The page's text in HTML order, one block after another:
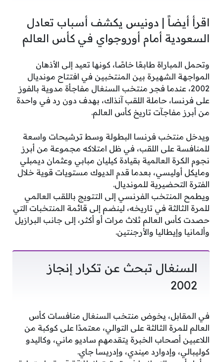
اقرأ أيضاً | دونيس يكشف أسباب تعادل
السعودية أمام أوروجواي في كأس العالم
وتحمل المباراة طابعًا خاصًا، كونها تعيد إلى الأذهان
المواجهة الشهيرة بين المنتخبين في افتتاح مونديال
2002، عندما فجر منتخب السنغال مفاجأة مدوية بالفوز
على فرنسا، حاملة اللقب آنذاك، بهدف دون رد في واحدة
من أبرز مفاجآت تاريخ كأس العالم.
ويدخل منتخب فرنسا البطولة وسط ترشيحات واسعة
للمنافسة على اللقب، في ظل امتلاكه مجموعة من أبرز
نجوم الكرة العالمية بقيادة كيليان مبابي وعثمان ديمبلي
ومايكل أوليسي، بعدما قدم الديوك مستويات قوية خلال
الفترة التحضيرية للمونديال.
ويطمح المنتخب الفرنسي إلى التتويج باللقب العالمي
للمرة الثالثة في تاريخه، لينضم إلى قائمة المنتخبات التي
حصدت كأس العالم ثلاث مرات أو أكثر، إلى جانب البرازيل
وألمانيا وإيطاليا والأرجنتين.
السنغال تبحث عن تكرار إنجاز
2002
في المقابل، يخوض منتخب السنغال منافسات كأس
العالم للمرة الثالثة على التوالي، معتمدًا على كوكبة من
اللاعبين أصحاب الخبرة يتقدمهم ساديو ماني، وكاليدو
كوليبالي، وإدوارد ميندي، وإدريسا جاي.